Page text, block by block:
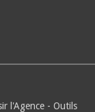
l'Agence - Outils